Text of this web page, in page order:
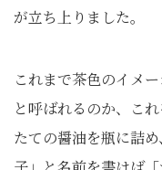
が立ち上りました。
これまで茶色のイメ
と呼ばれるのか、こ
たての醤油を瓶に詰